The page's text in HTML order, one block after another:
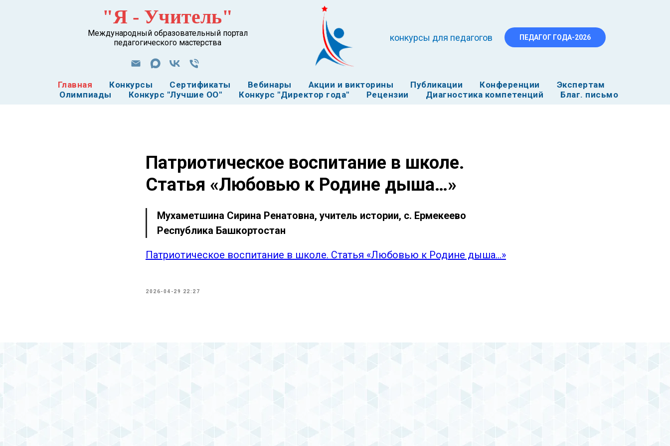
"Я - Учитель"
Международный образовательный портал
педагогического мастерства
конкурсы для педагогов ПЕДАГОГ ГОДА-2026
Главная Конкурсы Сертификаты Вебинары Акции и викторины Публикации Конференции
Экспертам
Олимпиады
Конкурс "Лучшие ОО" Конкурс "Директор года" Рецензии Диагностика компетенций Благ. письмо
Патриотическое воспитание в школе.
Статья «Любовью к Родине дыша…»
Мухаметшина Сирина Ренатовна, учитель истории, с. Ермекеево
Республика Башкортостан
Патриотическое воспитание в школе. Статья «Любовью к Родине дыша…»
2026-04-29 22:27